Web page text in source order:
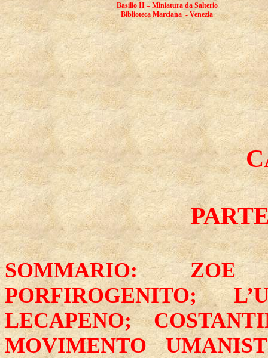
Basilio II – Miniatura da Salterio
BibliotecaMarciana - Venezia
SOMMARIO:
PORFIROGENITO;
LECAPENO;
MOVIMENTO